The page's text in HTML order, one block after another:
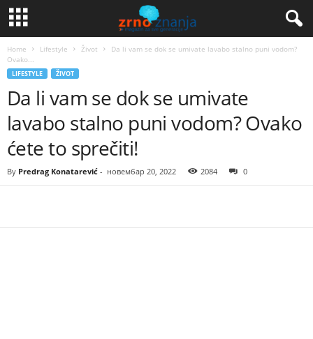
Home Lifestyle Život
Da li vam se dok se umivate lavabo stalno puni vodom?
Ovako...
LIFESTYLE ŽIVOT
Da li vam se dok se umivate
lavabo stalno puni vodom? Ovako
ćete to sprečiti!
By Predrag Konatarević - новембар 20, 2022 2084 0